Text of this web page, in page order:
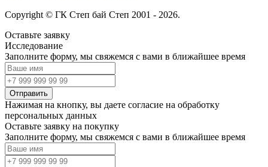
Copyright © ГК Степ бай Степ 2001 - 2026.
Оставьте заявку
Исследование
Заполните форму, мы свяжемся с вами в ближайшее время
Отправить
Нажимая на кнопку, вы даете согласие на обработку
персональных данных
Оставьте заявку на покупку
Заполните форму, мы свяжемся с вами в ближайшее время